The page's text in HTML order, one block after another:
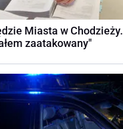
Miasta w Chodzieży.
zaatakowany"